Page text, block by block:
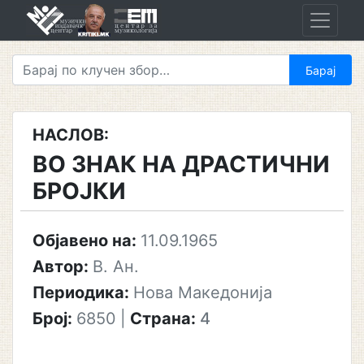
НАСЛОВ:
ВО ЗНАК НА ДРАСТИЧНИ
БРОЈКИ
Објавено на: 11.09.1965
Автор: В. Ан.
Периодика: Нова Македонија
Број: 6850 Страна: 4